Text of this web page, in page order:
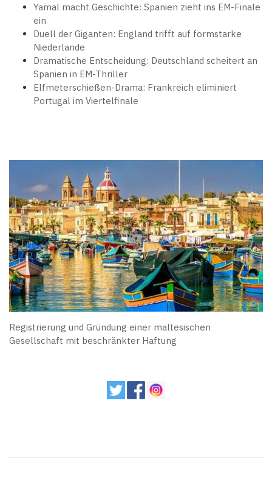
Yamal macht Geschichte: Spanien zieht ins EM-Finale
ein
Duell der Giganten: England trifft auf formstarke
Niederlande
Dramatische Entscheidung: Deutschland scheitert an
Spanien in EM-Thriller
Elfmeterschießen-Drama: Frankreich eliminiert
Portugal im Viertelfinale
Registrierung und Gründung einer maltesischen
Gesellschaft mit beschränkter Haftung